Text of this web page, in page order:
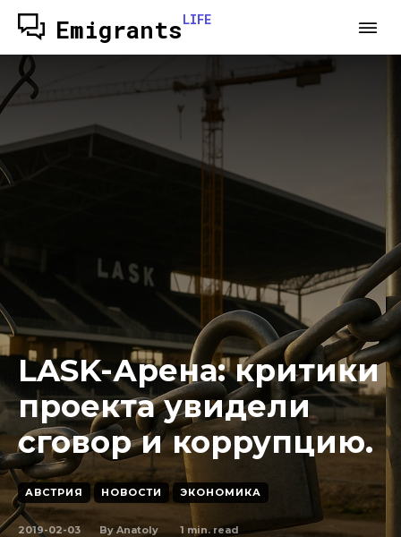
EmigrantsLIFE
LASK-Арена: критики
проекта увидели
сговор и коррупцию.
АВСТРИЯ НОВОСТИ ЭКОНОМИКА
2019-02-03 By Anatoly 1 min. read